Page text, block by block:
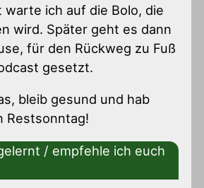
warte ich auf die Bolo, die
wird. Später geht es dann
für den Rückweg zu Fuß
gesetzt.
bleib gesund und hab
Restsonntag!
/ empfehle ich euch